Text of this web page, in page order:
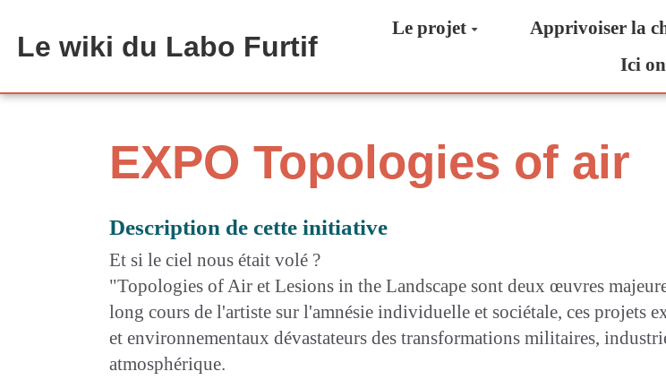
Le wiki du Labo Furtif
Le projet Apprivoiser la
Ici
EXPO Topologies of air
Description de cette initiative
Et si le ciel nous était volé ?
"Topologies of Air et Lesions in the Landscape sont deux œuvres
long cours de l'artiste sur l'amnésie individuelle et sociétale, ces projets
et environnementaux dévastateurs des transformations militaires,
atmosphérique.